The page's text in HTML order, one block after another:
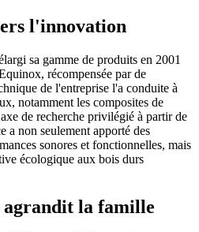
l'innovation
sa gamme de produits en 2001
récompensée par de
de l'entreprise l'a conduite à
notamment les composites de
de recherche privilégié à partir de
a non seulement apporté des
sonores et fonctionnelles, mais
écologique aux bois durs
la famille